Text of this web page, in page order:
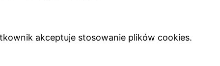
akceptuje stosowanie plików cookies.